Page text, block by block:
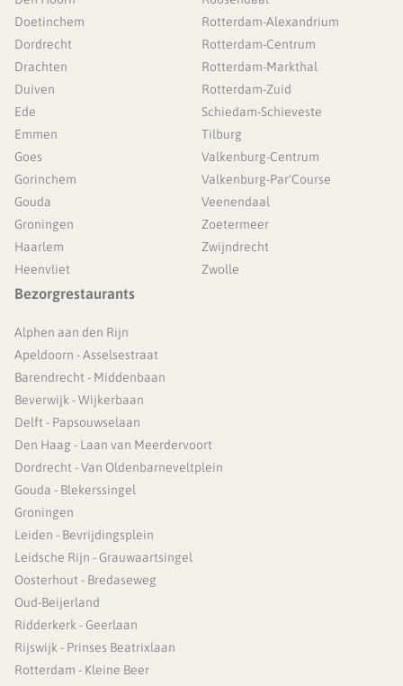
Doetinchem
Dordrecht
Drachten
Duiven
Ede
Emmen
Goes
Gorinchem
Gouda
Groningen
Haarlem
Heenvliet
Rotterdam-Alexandrium
Rotterdam-Centrum
Rotterdam-Markthal
Rotterdam-Zuid
Schiedam-Schieveste
Tilburg
Valkenburg-Centrum
Valkenburg-Par'Course
Veenendaal
Zoetermeer
Zwijndrecht
Zwolle
Bezorgrestaurants
Alphen aan den Rijn
Apeldoorn - Asselsestraat
Barendrecht - Middenbaan
Beverwijk - Wijkerbaan
Delft - Papsouwselaan
Den Haag - Laan van Meerdervoort
Dordrecht - Van Oldenbarneveltplein
Gouda - Blekerssingel
Groningen
Leiden - Bevrijdingsplein
Leidsche Rijn - Grauwaartsingel
Oosterhout - Bredaseweg
Oud-Beijerland
Ridderkerk - Geerlaan
Rijswijk - Prinses Beatrixlaan
Rotterdam - Kleine Beer